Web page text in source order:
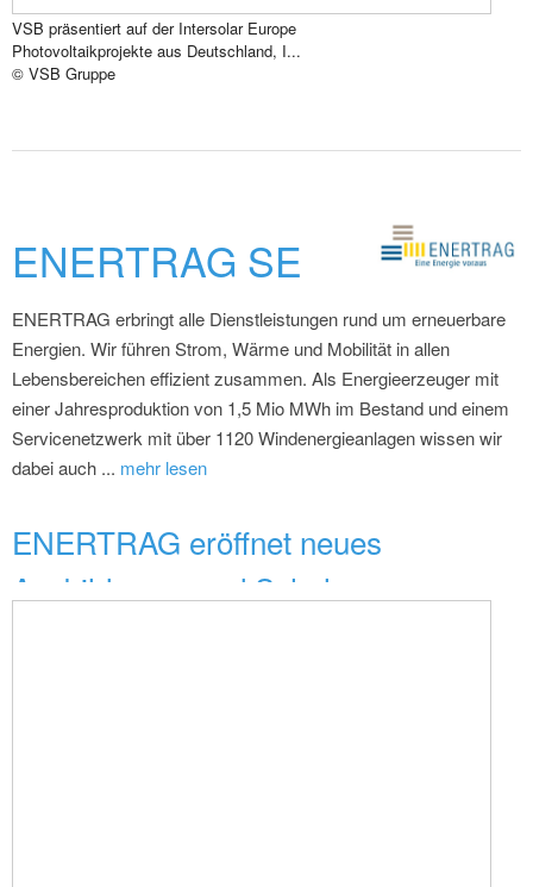
VSB präsentiert auf der Intersolar Europe
Photovoltaikprojekte aus Deutschland, I...
© VSB Gruppe
ENERTRAG SE
ENERTRAG erbringt alle Dienstleistungen rund um erneuerbare
Energien. Wir führen Strom, Wärme und Mobilität in allen
Lebensbereichen effizient zusammen. Als Energieerzeuger mit
einer Jahresproduktion von 1,5 Mio MWh im Bestand und einem
Servicenetzwerk mit über 1120 Windenergieanlagen wissen wir
dabei auch ... mehr lesen
ENERTRAG eröffnet neues
Ausbildungs- und Schulungsze...